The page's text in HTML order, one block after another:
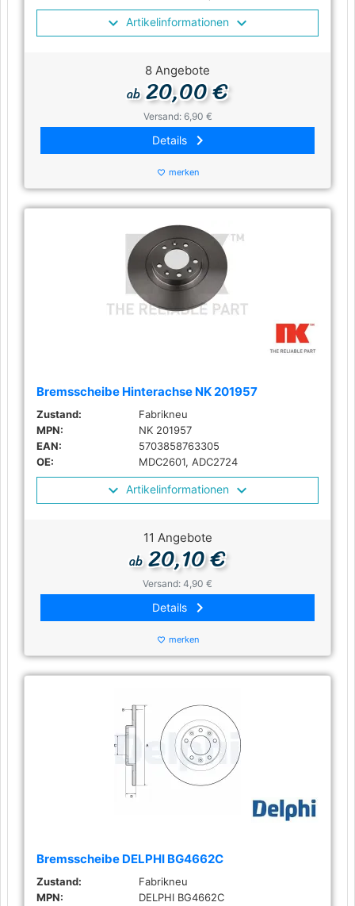
Artikelinformationen
8 Angebote
ab20,00 €
Versand: 6,90 €
Details keyboard_arrow_right
favorite_border merken
Bremsscheibe Hinterachse NK 201957
Zustand:
Fabrikneu
MPN:
NK 201957
EAN:
5703858763305
OE:
MDC2601, ADC2724
Artikelinformationen
11 Angebote
ab20,10 €
Versand: 4,90 €
Details keyboard_arrow_right
favorite_border merken
Bremsscheibe DELPHI BG4662C
Zustand:
Fabrikneu
MPN:
DELPHI BG4662C